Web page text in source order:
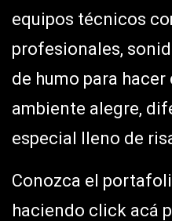
equipos técnicos
profesionales,
de humo para hacer
ambiente alegre,
especial lleno de
Conozca el
haciendo click acá